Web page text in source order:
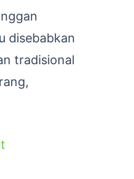
disebabkan
tradisional